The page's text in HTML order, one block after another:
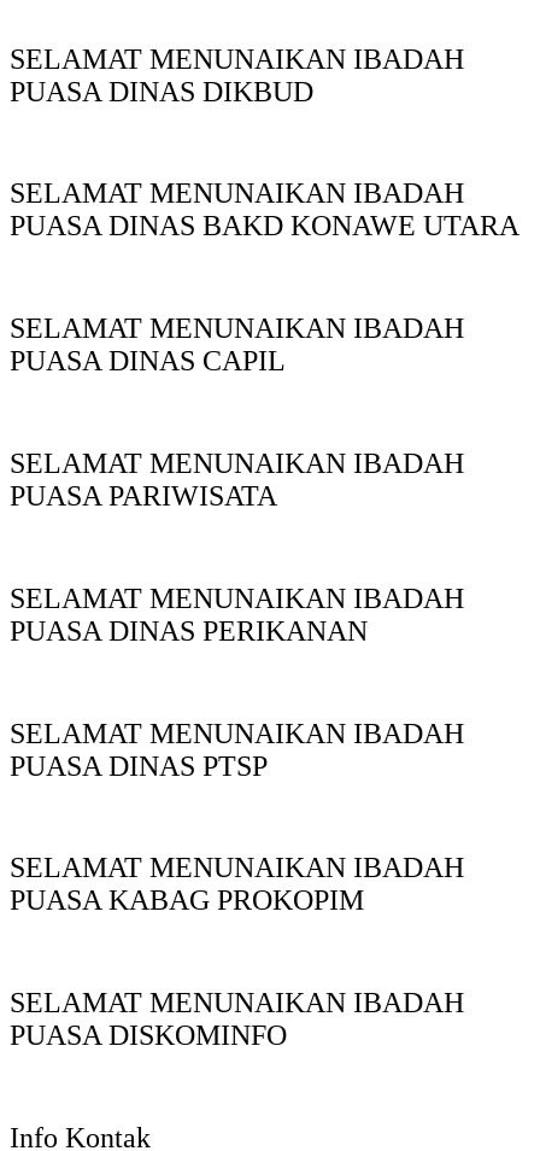
SELAMAT MENUNAIKAN IBADAH
PUASA DINAS DIKBUD
SELAMAT MENUNAIKAN IBADAH
PUASA DINAS BAKD KONAWE UTARA
SELAMAT MENUNAIKAN IBADAH
PUASA DINAS CAPIL
SELAMAT MENUNAIKAN IBADAH
PUASA PARIWISATA
SELAMAT MENUNAIKAN IBADAH
PUASA DINAS PERIKANAN
SELAMAT MENUNAIKAN IBADAH
PUASA DINAS PTSP
SELAMAT MENUNAIKAN IBADAH
PUASA KABAG PROKOPIM
SELAMAT MENUNAIKAN IBADAH
PUASA DISKOMINFO
Info Kontak